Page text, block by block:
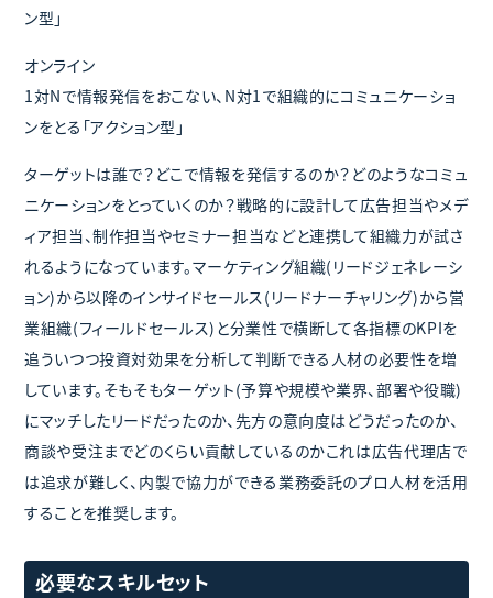
ン型」
オンライン
1対Nで情報発信をおこない、N対1で組織的にコミュニケーショ
ンをとる「アクション型」
ターゲットは誰で？どこで情報を発信するのか？どのようなコミュ
ニケーションをとっていくのか？戦略的に設計して広告担当やメデ
ィア担当、制作担当やセミナー担当などと連携して組織力が試さ
れるようになっています。マーケティング組織(リードジェネレーシ
ョン)から以降のインサイドセールス(リードナーチャリング)から営
業組織(フィールドセールス)と分業性で横断して各指標のKPIを
追ういつつ投資対効果を分析して判断できる人材の必要性を増
しています。そもそもターゲット(予算や規模や業界、部署や役職)
にマッチしたリードだったのか、先方の意向度はどうだったのか、
商談や受注までどのくらい貢献しているのかこれは広告代理店で
は追求が難しく、内製で協力ができる業務委託のプロ人材を活用
することを推奨します。
必要なスキルセット